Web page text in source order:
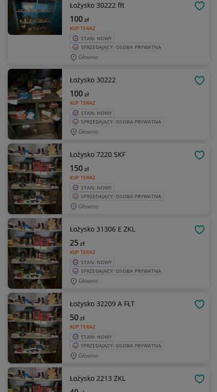
Łożysko 30222 fłt
KUP TERAZ
100zł
STAN: NOWY
SPRZEDAJĄCY: OSOBA PRYWATNA
Głowno
Łożysko 30222
KUP TERAZ
100zł
STAN: NOWY
SPRZEDAJĄCY: OSOBA PRYWATNA
Głowno
Łożysko 7220 SKF
KUP TERAZ
150zł
STAN: NOWY
SPRZEDAJĄCY: OSOBA PRYWATNA
Głowno
Łożysko 31306 E ZKL
KUP TERAZ
25zł
STAN: NOWY
SPRZEDAJĄCY: OSOBA PRYWATNA
Głowno
Łożysko 32209 A FŁT
KUP TERAZ
50zł
STAN: NOWY
SPRZEDAJĄCY: OSOBA PRYWATNA
Głowno
Łożysko 2213 ZKL